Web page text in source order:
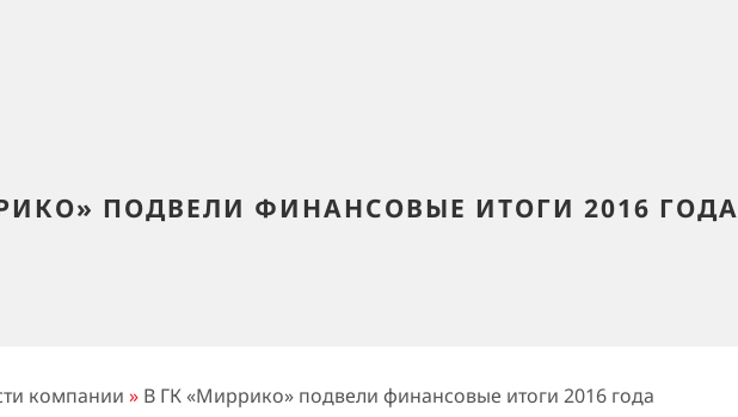
ПОДВЕЛИ ФИНАНСОВЫЕ ИТОГИ 2016 ГОДА
компании » В ГК «Миррико» подвели финансовые итоги 2016 года